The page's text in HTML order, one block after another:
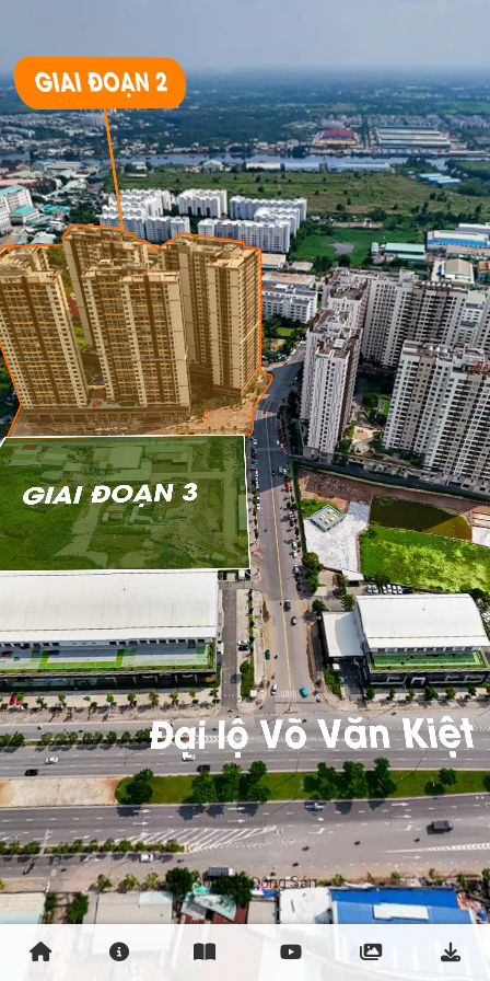
By 360 Bất Động Sản